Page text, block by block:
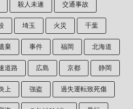
殺人未遂 交通事故
埼玉 火災 千葉
棄 事件 福岡 北海道
道路 広島 京都 静岡
上 強盗 過失運転致死傷